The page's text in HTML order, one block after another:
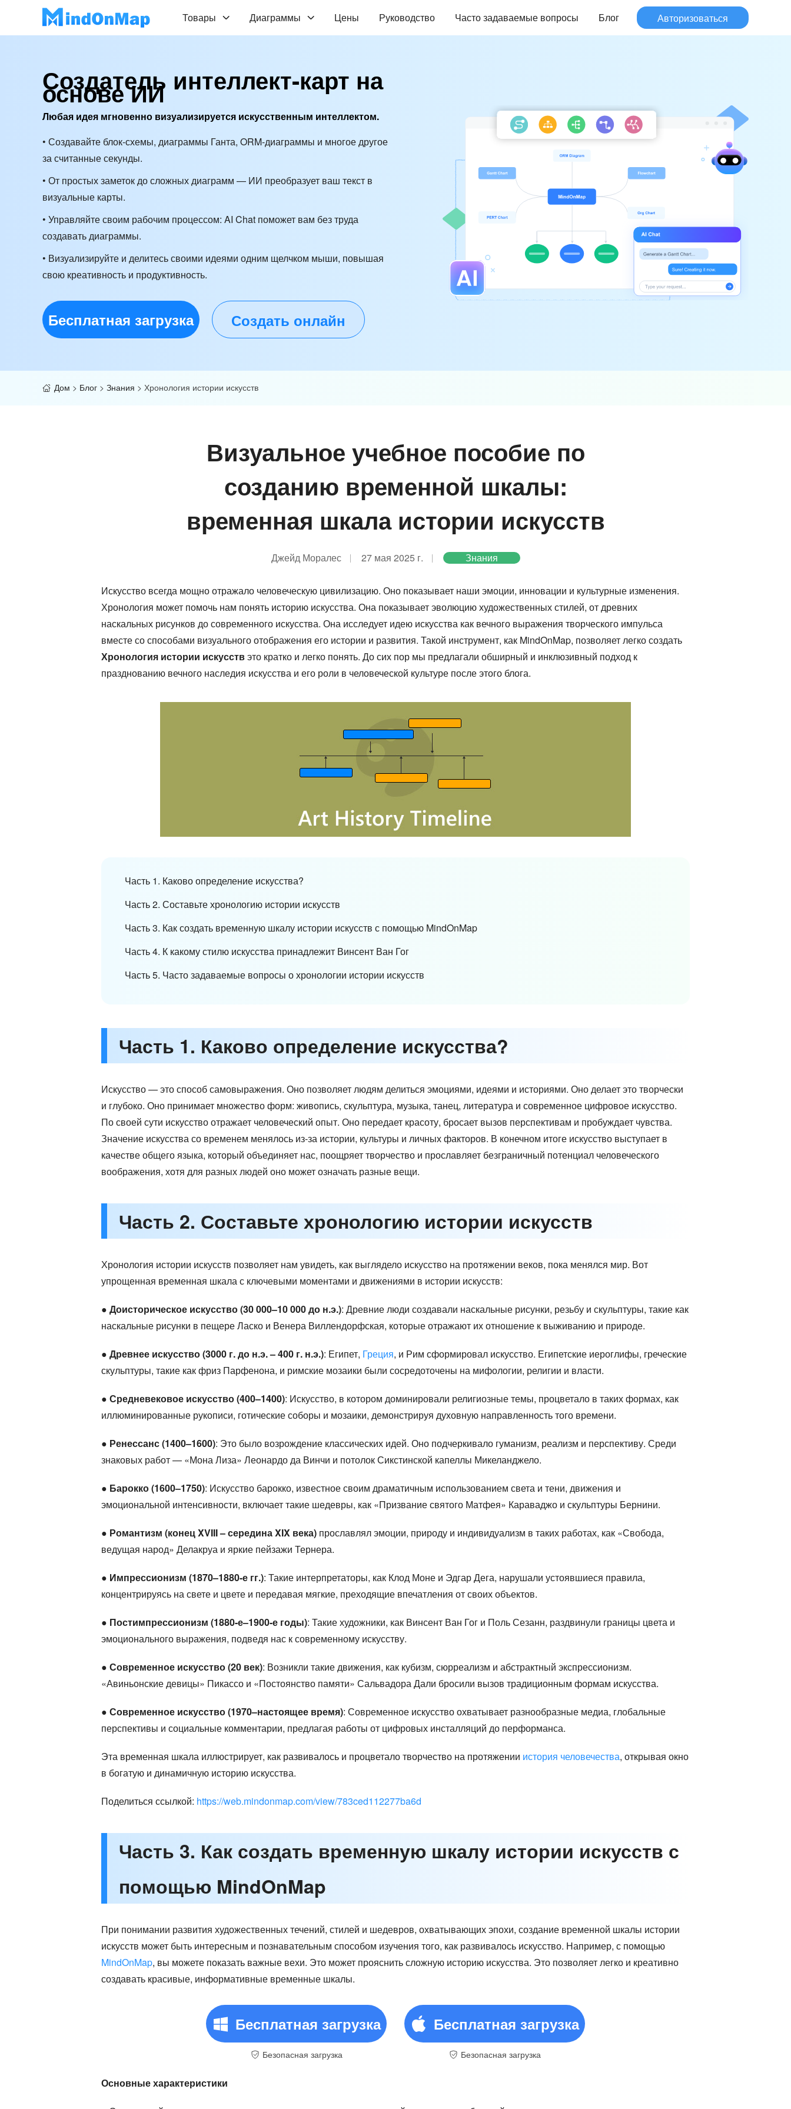
Товары Диаграммы Цены Руководство Часто задаваемые вопросы Блог Авторизоваться
Создатель интеллект-карт на
основе ИИ
Любая идея мгновенно визуализируется искусственным интеллектом.
• Создавайте блок-схемы, диаграммы Ганта, ORM-диаграммы и многое другое
за считанные секунды.
• От простых заметок до сложных диаграмм — ИИ преобразует ваш текст в
визуальные карты.
• Управляйте своим рабочим процессом: AI Chat поможет вам без труда
создавать диаграммы.
• Визуализируйте и делитесь своими идеями одним щелчком мыши, повышая
свою креативность и продуктивность.
Бесплатная загрузка Создать онлайн
Дом > Блог > Знания > Хронология истории искусств
Визуальное учебное пособие по
созданию временной шкалы:
временная шкала истории искусств
Джейд Моралес 27 мая 2025 г. Знания
Искусство всегда мощно отражало человеческую цивилизацию. Оно показывает наши эмоции, инновации и культурные изменения.
Хронология может помочь нам понять историю искусства. Она показывает эволюцию художественных стилей, от древних
наскальных рисунков до современного искусства. Она исследует идею искусства как вечного выражения творческого импульса
вместе со способами визуального отображения его истории и развития. Такой инструмент, как MindOnMap, позволяет легко создать
Хронология истории искусствэто кратко и легко понять. До сих пор мы предлагали обширный и инклюзивный подход к
празднованию вечного наследия искусства и его роли в человеческой культуре после этого блога.
Часть 1. Каково определение искусства?
Часть 2. Составьте хронологию истории искусств
Часть 3. Как создать временную шкалу истории искусств с помощью MindOnMap
Часть 4. К какому стилю искусства принадлежит Винсент Ван Гог
Часть 5. Часто задаваемые вопросы о хронологии истории искусств
Часть 1. Каково определение искусства?
Искусство — это способ самовыражения. Оно позволяет людям делиться эмоциями, идеями и историями. Оно делает это творчески
и глубоко. Оно принимает множество форм: живопись, скульптура, музыка, танец, литература и современное цифровое искусство.
По своей сути искусство отражает человеческий опыт. Оно передает красоту, бросает вызов перспективам и пробуждает чувства.
Значение искусства со временем менялось из-за истории, культуры и личных факторов. В конечном итоге искусство выступает в
качестве общего языка, который объединяет нас, поощряет творчество и прославляет безграничный потенциал человеческого
воображения, хотя для разных людей оно может означать разные вещи.
Часть 2. Составьте хронологию истории искусств
Хронология истории искусств позволяет нам увидеть, как выглядело искусство на протяжении веков, пока менялся мир. Вот
упрощенная временная шкала с ключевыми моментами и движениями в истории искусств:
● Доисторическое искусство (30 000–10 000 до н.э.): Древние люди создавали наскальные рисунки, резьбу и скульптуры, такие как
наскальные рисунки в пещере Ласко и Венера Виллендорфская, которые отражают их отношение к выживанию и природе.
● Древнее искусство (3000 г. до н.э. – 400 г. н.э.): Египет, Греция, и Рим сформировал искусство. Египетские иероглифы, греческие
скульптуры, такие как фриз Парфенона, и римские мозаики были сосредоточены на мифологии, религии и власти.
● Средневековое искусство (400–1400): Искусство, в котором доминировали религиозные темы, процветало в таких формах, как
иллюминированные рукописи, готические соборы и мозаики, демонстрируя духовную направленность того времени.
● Ренессанс (1400–1600): Это было возрождение классических идей. Оно подчеркивало гуманизм, реализм и перспективу. Среди
знаковых работ — «Мона Лиза» Леонардо да Винчи и потолок Сикстинской капеллы Микеланджело.
● Барокко (1600–1750): Искусство барокко, известное своим драматичным использованием света и тени, движения и
эмоциональной интенсивности, включает такие шедевры, как «Призвание святого Матфея» Караваджо и скульптуры Бернини.
● Романтизм (конец XVIII – середина XIX века) прославлял эмоции, природу и индивидуализм в таких работах, как «Свобода,
ведущая народ» Делакруа и яркие пейзажи Тернера.
● Импрессионизм (1870–1880-е гг.): Такие интерпретаторы, как Клод Моне и Эдгар Дега, нарушали устоявшиеся правила,
концентрируясь на свете и цвете и передавая мягкие, преходящие впечатления от своих объектов.
● Постимпрессионизм (1880-е–1900-е годы): Такие художники, как Винсент Ван Гог и Поль Сезанн, раздвинули границы цвета и
эмоционального выражения, подведя нас к современному искусству.
● Современное искусство (20 век): Возникли такие движения, как кубизм, сюрреализм и абстрактный экспрессионизм.
«Авиньонские девицы» Пикассо и «Постоянство памяти» Сальвадора Дали бросили вызов традиционным формам искусства.
● Современное искусство (1970–настоящее время): Современное искусство охватывает разнообразные медиа, глобальные
перспективы и социальные комментарии, предлагая работы от цифровых инсталляций до перформанса.
Эта временная шкала иллюстрирует, как развивалось и процветало творчество на протяжении история человечества, открывая окно
в богатую и динамичную историю искусства.
Поделиться ссылкой: https://web.mindonmap.com/view/783ced112277ba6d
Часть 3. Как создать временную шкалу истории искусств с
помощью MindOnMap
При понимании развития художественных течений, стилей и шедевров, охватывающих эпохи, создание временной шкалы истории
искусств может быть интересным и познавательным способом изучения того, как развивалось искусство. Например, с помощью
MindOnMap, вы можете показать важные вехи. Это может прояснить сложную историю искусства. Это позволяет легко и креативно
создавать красивые, информативные временные шкалы.
Бесплатная загрузка
Безопасная загрузка
Бесплатная загрузка
Безопасная загрузка
Основные характеристики